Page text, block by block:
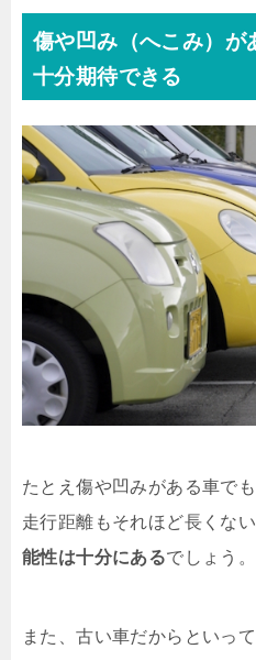
傷や凹み（へこみ）が
十分期待できる
たとえ傷や凹みがある車で
走行距離もそれほど長くな
能性は十分にあるでしょう。
また、古い車だからといって